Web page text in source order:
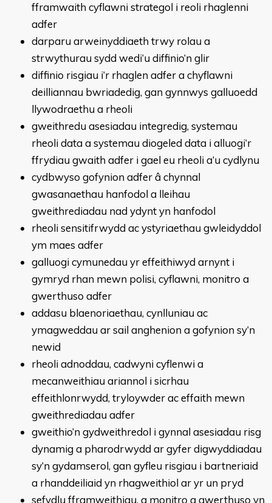
fframwaith cyflawni strategol i reoli rhaglenni
adfer
darparu arweinyddiaeth trwy rolau a
strwythurau sydd wedi’u diffinio’n glir
diffinio risgiau i’r rhaglen adfer a chyflawni
deilliannau bwriadedig, gan gynnwys galluoedd
llywodraethu a rheoli
gweithredu asesiadau integredig, systemau
rheoli data a systemau diogeled data i alluogi’r
ffrydiau gwaith adfer i gael eu rheoli a’u cydlynu
cydbwyso gofynion adfer â chynnal
gwasanaethau hanfodol a lleihau
gweithrediadau nad ydynt yn hanfodol
rheoli sensitifrwydd ac ystyriaethau gwleidyddol
ym maes adfer
galluogi cymunedau yr effeithiwyd arnynt i
gymryd rhan mewn polisi, cyflawni, monitro a
gwerthuso adfer
addasu blaenoriaethau, cynlluniau ac
ymagweddau ar sail anghenion a gofynion sy’n
newid
rheoli adnoddau, cadwyni cyflenwi a
mecanweithiau ariannol i sicrhau
effeithlonrwydd, tryloywder ac effaith mewn
gweithrediadau adfer
gweithio’n gydweithredol i gynnal asesiadau risg
dynamig a pharodrwydd ar gyfer digwyddiadau
sy’n gydamserol, gan gyfleu risgiau i bartneriaid
a rhanddeiliaid yn rhagweithiol ar yr un pryd
sefydlu fframweithiau, a monitro a gwerthuso yn